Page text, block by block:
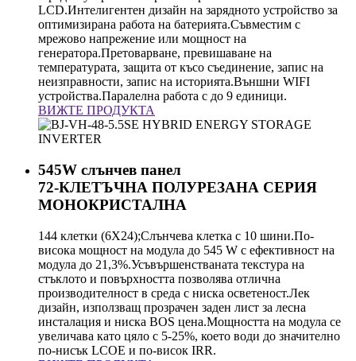
LCD.Интелигентен дизайн на зарядното устройство за
оптимизирана работа на батерията.Съвместим с
мрежово напрежение или мощност на
генератора.Претоварване, превишаване на
температурата, защита от късо съединение, запис на
неизправности, запис на историята.Външни WIFI
устройства.Паралелна работа с до 9 единици.
ВИЖТЕ ПРОДУКТА
545W слънчев панел
72-КЛЕТЪЧНА ПОЛУРЕЗАНА СЕРИЯ
МОНОКРИСТАЛНА
144 клетки (6X24);Слънчева клетка с 10 шини.По-
висока мощност на модула до 545 W с ефективност на
модула до 21,3%.Усъвършенстваната текстура на
стъклото и повърхността позволява отлична
производителност в среда с ниска осветеност.Лек
дизайн, използващ прозрачен заден лист за лесна
инсталация и ниска BOS цена.Мощността на модула се
увеличава като цяло с 5-25%, което води до значително
по-нисък LCOE и по-висок IRR.